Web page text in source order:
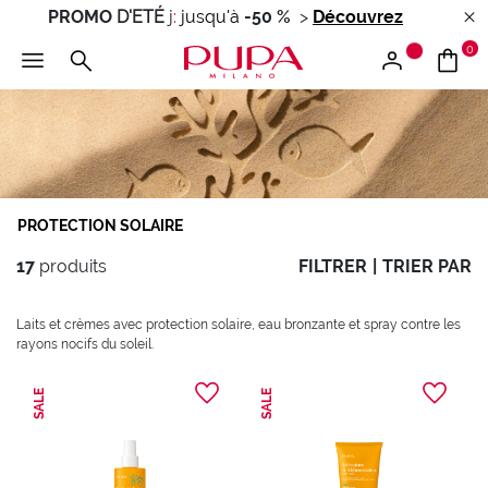
PROMO D'ETÉ j: jusqu'à -50 % > Découvrez
0
PROTECTION SOLAIRE
17 produits FILTRER TRIER PAR
Laits et crèmes avec protection solaire, eau bronzante et spray contre les
rayons nocifs du soleil.
SALE SALE